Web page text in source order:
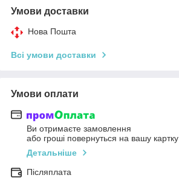
Умови доставки
Нова Пошта
Всі умови доставки
Умови оплати
Ви отримаєте замовлення
або гроші повернуться на вашу картку
Детальніше
Післяплата